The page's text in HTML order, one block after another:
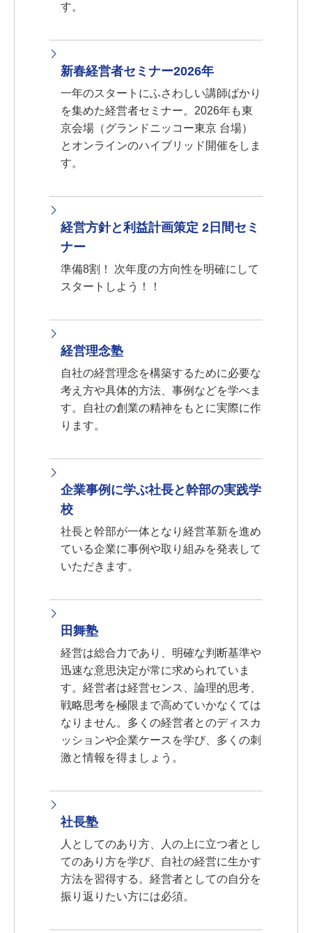
す。
新春経営者セミナー2026年
一年のスタートにふさわしい講師ばかり
を集めた経営者セミナー。2026年も東
京会場（グランドニッコー東京 台場）
とオンラインのハイブリッド開催をしま
す。
経営方針と利益計画策定 2日間セミ
ナー
準備8割！ 次年度の方向性を明確にして
スタートしよう！！
経営理念塾
自社の経営理念を構築するために必要な
考え方や具体的方法、事例などを学べま
す。自社の創業の精神をもとに実際に作
ります。
企業事例に学ぶ社長と幹部の実践学
校
社長と幹部が一体となり経営革新を進め
ている企業に事例や取り組みを発表して
いただきます。
田舞塾
経営は総合力であり、明確な判断基準や
迅速な意思決定が常に求められていま
す。経営者は経営センス、論理的思考、
戦略思考を極限まで高めていかなくては
なりません。多くの経営者とのディスカ
ッションや企業ケースを学び、多くの刺
激と情報を得ましょう。
社長塾
人としてのあり方、人の上に立つ者とし
てのあり方を学び、自社の経営に生かす
方法を習得する。経営者としての自分を
振り返りたい方には必須。